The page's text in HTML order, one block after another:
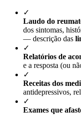
✓
Laudo do
dos sintomas,
— descrição das
✓
Relatórios de
e a resposta (ou
✓
Receitas dos
antidepressivos,
✓
Exames que